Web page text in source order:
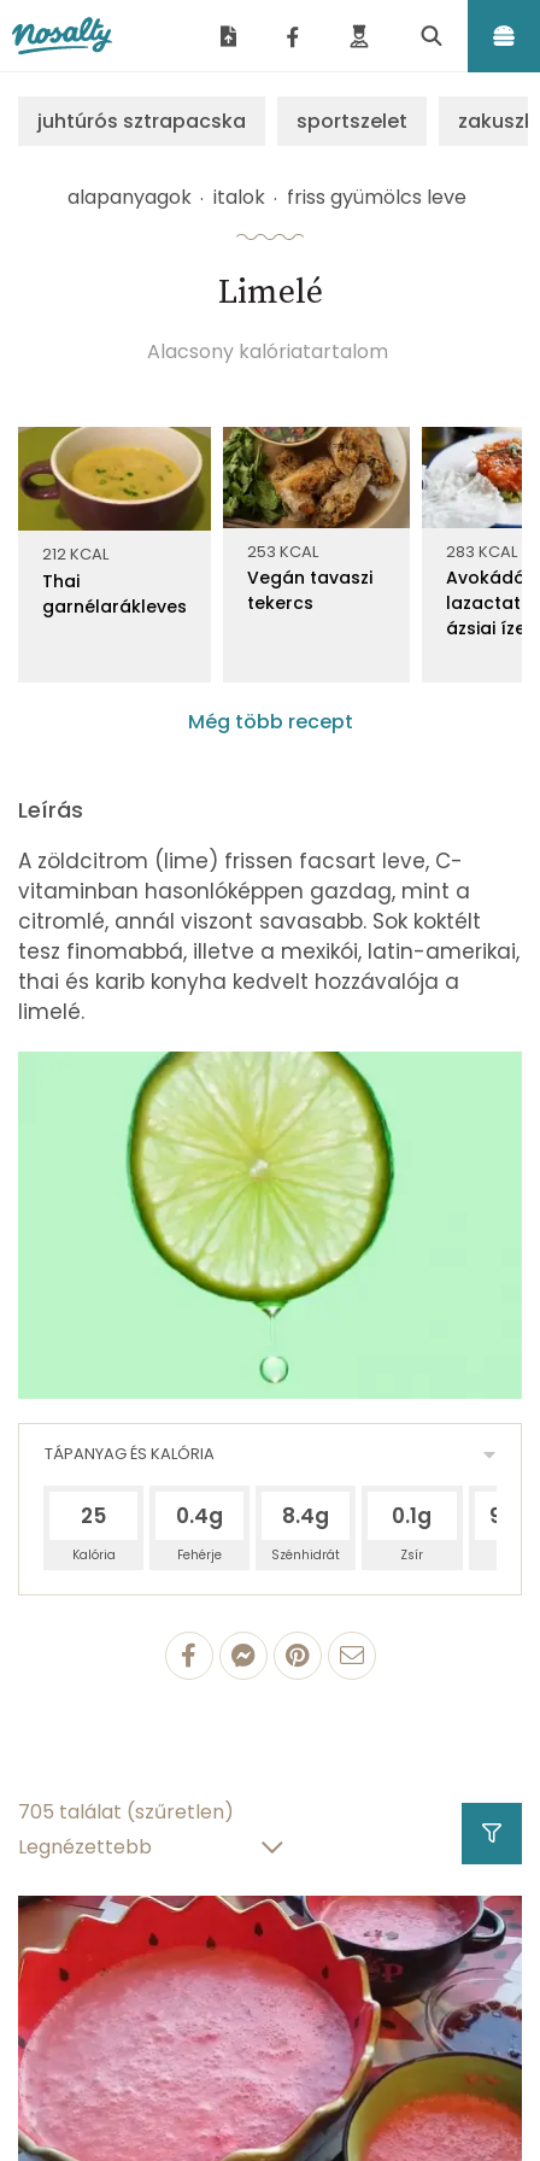
juhtúrós sztrapacska sportszelet
alapanyagok italok friss gyümölcs leve
Limelé
Alacsony kalóriatartalom
212 KCAL
Thai
garnélarákleves
253 KCAL
Vegán tavaszi
tekercs
283 KCAL
Avokádós
lazactatár
ázsiai
Még több recept
Leírás
A zöldcitrom (lime) frissen facsart leve, C-
vitaminban hasonlóképpen gazdag, mint a
citromlé, annál viszont savasabb. Sok koktélt
tesz finomabbá, illetve a mexikói, latin-amerikai,
thai és karib konyha kedvelt hozzávalója a
limelé.
TÁPANYAG ÉS KALÓRIA
25
Kalória
0.4g
Fehérje
8.4g
Szénhidrát
0.1g
Zsír
100 g Limelé
szénhidráttartalom
víztartalom 90.79 g
Hány kalória
705 találat (szűretlen)